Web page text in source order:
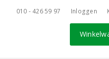
010 - 426 59 97 Inloggen